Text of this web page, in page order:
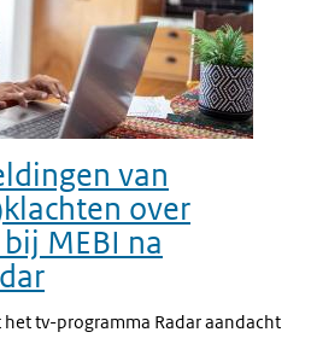
van
over
MEBI na
tv-programma Radar aandacht